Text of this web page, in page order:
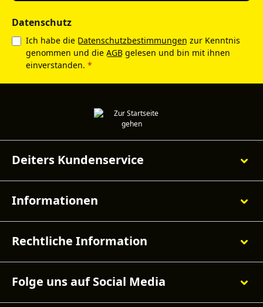
Datenschutz
Ich habe die Datenschutzbestimmungen zur Kenntnis
genommen und die AGB gelesen und bin mit ihnen
einverstanden. *
Deiters Kundenservice
Informationen
Rechtliche Information
Folge uns auf Social Media